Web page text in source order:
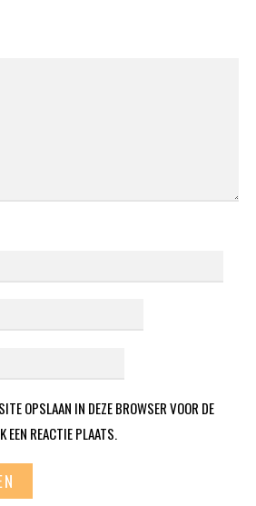
OPSLAAN IN DEZE BROWSER VOOR DE
EEN REACTIE PLAATS.